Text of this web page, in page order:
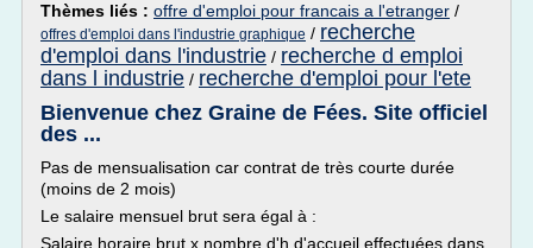
Thèmes liés : offre d'emploi pour francais a l'etranger /
offres d'emploi dans l'industrie graphique / recherche
d'emploi dans l'industrie / recherche d emploi
dans l industrie / recherche d'emploi pour l'ete
Bienvenue chez Graine de Fées. Site officiel
des ...
Pas de mensualisation car contrat de très courte durée
(moins de 2 mois)
Le salaire mensuel brut sera égal à :
Salaire horaire brut x nombre d'h d'accueil effectuées dans